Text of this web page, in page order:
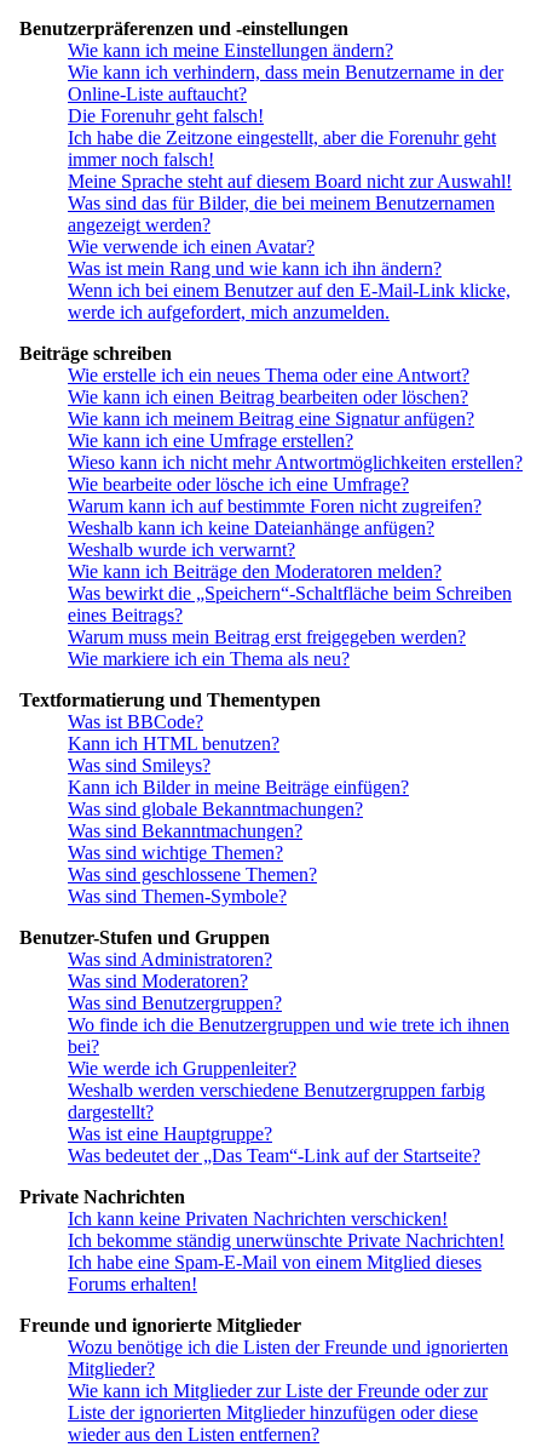
Benutzerpräferenzen und -einstellungen
Wie kann ich meine Einstellungen ändern?
Wie kann ich verhindern, dass mein Benutzername in der
Online-Liste auftaucht?
Die Forenuhr geht falsch!
Ich habe die Zeitzone eingestellt, aber die Forenuhr geht
immer noch falsch!
Meine Sprache steht auf diesem Board nicht zur Auswahl!
Was sind das für Bilder, die bei meinem Benutzernamen
angezeigt werden?
Wie verwende ich einen Avatar?
Was ist mein Rang und wie kann ich ihn ändern?
Wenn ich bei einem Benutzer auf den E-Mail-Link klicke,
werde ich aufgefordert, mich anzumelden.
Beiträge schreiben
Wie erstelle ich ein neues Thema oder eine Antwort?
Wie kann ich einen Beitrag bearbeiten oder löschen?
Wie kann ich meinem Beitrag eine Signatur anfügen?
Wie kann ich eine Umfrage erstellen?
Wieso kann ich nicht mehr Antwortmöglichkeiten erstellen?
Wie bearbeite oder lösche ich eine Umfrage?
Warum kann ich auf bestimmte Foren nicht zugreifen?
Weshalb kann ich keine Dateianhänge anfügen?
Weshalb wurde ich verwarnt?
Wie kann ich Beiträge den Moderatoren melden?
Was bewirkt die „Speichern“-Schaltfläche beim Schreiben
eines Beitrags?
Warum muss mein Beitrag erst freigegeben werden?
Wie markiere ich ein Thema als neu?
Textformatierung und Thementypen
Was ist BBCode?
Kann ich HTML benutzen?
Was sind Smileys?
Kann ich Bilder in meine Beiträge einfügen?
Was sind globale Bekanntmachungen?
Was sind Bekanntmachungen?
Was sind wichtige Themen?
Was sind geschlossene Themen?
Was sind Themen-Symbole?
Benutzer-Stufen und Gruppen
Was sind Administratoren?
Was sind Moderatoren?
Was sind Benutzergruppen?
Wo finde ich die Benutzergruppen und wie trete ich ihnen
bei?
Wie werde ich Gruppenleiter?
Weshalb werden verschiedene Benutzergruppen farbig
dargestellt?
Was ist eine Hauptgruppe?
Was bedeutet der „Das Team“-Link auf der Startseite?
Private Nachrichten
Ich kann keine Privaten Nachrichten verschicken!
Ich bekomme ständig unerwünschte Private Nachrichten!
Ich habe eine Spam-E-Mail von einem Mitglied dieses
Forums erhalten!
Freunde und ignorierte Mitglieder
Wozu benötige ich die Listen der Freunde und ignorierten
Mitglieder?
Wie kann ich Mitglieder zur Liste der Freunde oder zur
Liste der ignorierten Mitglieder hinzufügen oder diese
wieder aus den Listen entfernen?